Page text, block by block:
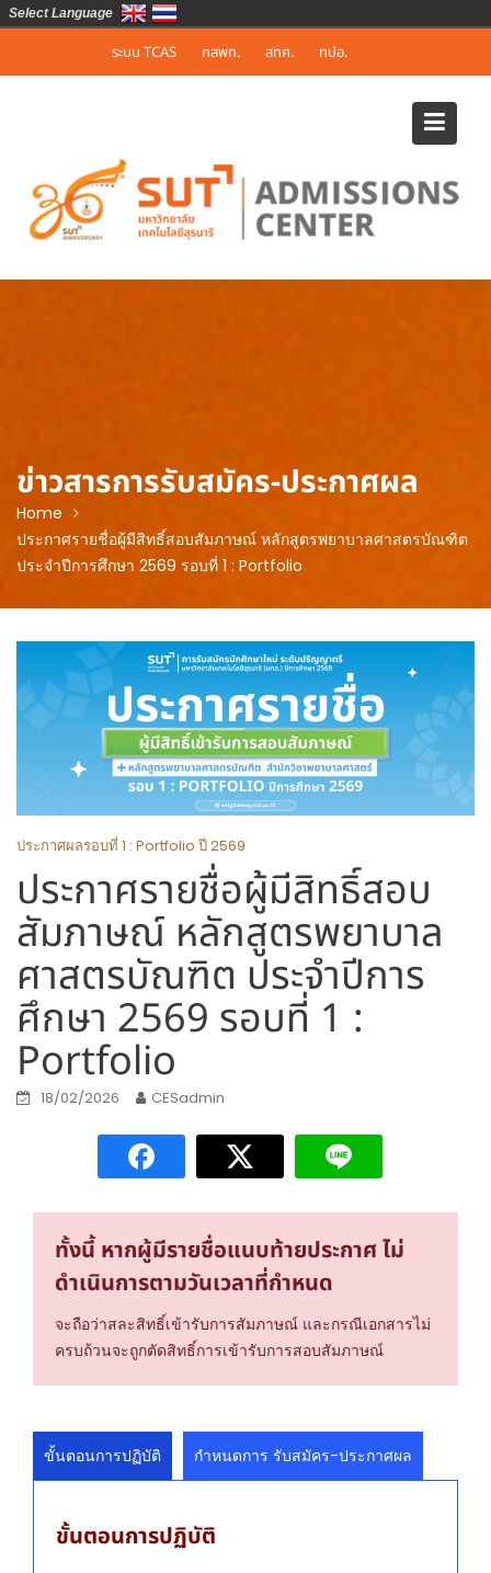
ระบบ TCAS กสพท. สทศ. ทปอ.
ข่าวสารการรับสมัคร-ประกาศผล
Home
ประกาศรายชื่อผู้มีสิทธิ์สอบสัมภาษณ์ หลักสูตรพยาบาลศาสตรบัณฑิต
ประจำปีการศึกษา 2569 รอบที่ 1 : Portfolio
ประกาศผลรอบที่ 1 : Portfolio ปี 2569
ประกาศรายชื่อผู้มีสิทธิ์สอบ
สัมภาษณ์ หลักสูตรพยาบาล
ศาสตรบัณฑิต ประจำปีการ
ศึกษา 2569 รอบที่ 1 :
Portfolio
18/02/2026 CESadmin
ทั้งนี้ หากผู้มีรายชื่อแนบท้ายประกาศ ไม่
ดำเนินการตามวันเวลาที่กำหนด
จะถือว่าสละสิทธิ์เข้ารับการสัมภาษณ์ และกรณีเอกสารไม่
ครบถ้วนจะถูกตัดสิทธิ์การเข้ารับการสอบสัมภาษณ์
ขั้นตอนการปฏิบัติ กำหนดการ รับสมัคร-ประกาศผล
ขั้นตอนการปฏิบัติ
Select Language